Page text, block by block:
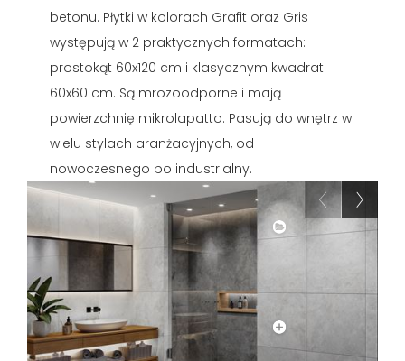
betonu. Płytki w kolorach Grafit oraz Gris
występują w 2 praktycznych formatach:
prostokąt 60x120 cm i klasycznym kwadrat
60x60 cm. Są mrozoodporne i mają
powierzchnię mikrolapatto. Pasują do wnętrz w
wielu stylach aranżacyjnych, od
nowoczesnego po industrialny.